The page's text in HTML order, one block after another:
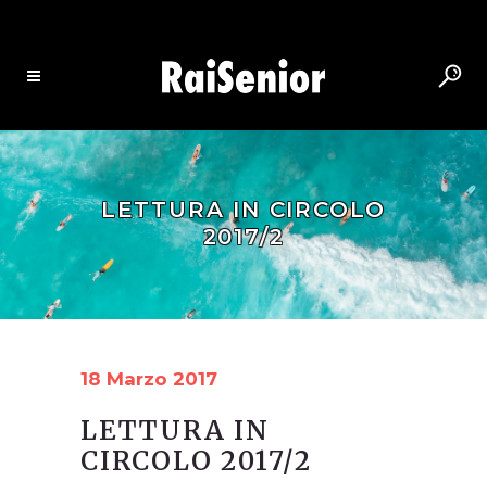
LETTURA IN CIRCOLO
2017/2
18 Marzo 2017
LETTURA IN
CIRCOLO 2017/2